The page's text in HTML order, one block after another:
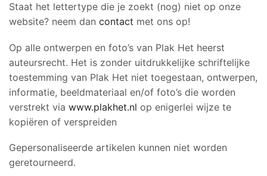
Staat het lettertype die je zoekt (nog) niet op onze
website? neem dan contact met ons op!
Op alle ontwerpen en foto’s van Plak Het heerst
auteursrecht. Het is zonder uitdrukkelijke schriftelijke
toestemming van Plak Het niet toegestaan, ontwerpen,
informatie, beeldmateriaal en/of foto’s die worden
verstrekt via www.plakhet.nl op enigerlei wijze te
kopiëren of verspreiden
Gepersonaliseerde artikelen kunnen niet worden
geretourneerd.